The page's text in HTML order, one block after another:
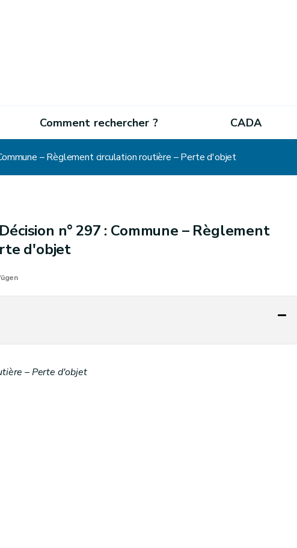
Comment rechercher ? CADA
– Règlement circulation routière – Perte d'objet
n° 297 : Commune – Règlement
d'objet
– Perte d'objet